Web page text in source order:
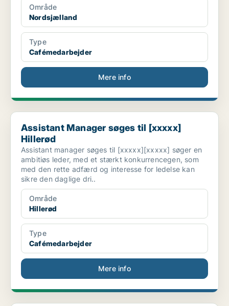
Område
Nordsjælland
Type
Cafémedarbejder
Mere info
Assistant Manager søges til [xxxxx] Hillerød
Assistant Manager søges til [xxxxx]
Hillerød
Assistant manager søges til [xxxxx][xxxxx] søger en
ambitiøs leder, med et stærkt konkurrencegen, som
med den rette adfærd og interesse for ledelse kan
sikre den daglige dri..
Område
Hillerød
Type
Cafémedarbejder
Mere info